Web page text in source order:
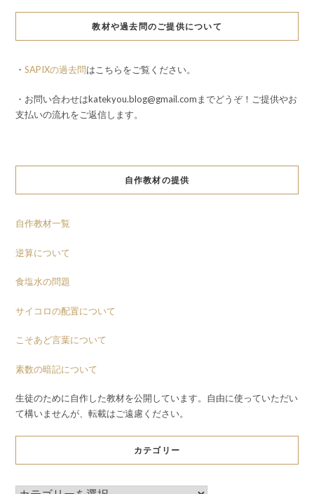
教材や過去問のご提供について
・ SAPIXの過去問はこちらをご覧ください。
・お問い合わせはkatekyou.blog@gmail.comまでどうぞ！ご提供やお
支払いの流れをご返信します。
自作教材の提供
自作教材一覧
逆算について
食塩水の問題
サイコロの配置について
こそあど言葉について
素数の暗記について
生徒のために自作した教材を公開しています。自由に使っていただい
て構いませんが、転載はご遠慮ください。
カテゴリー